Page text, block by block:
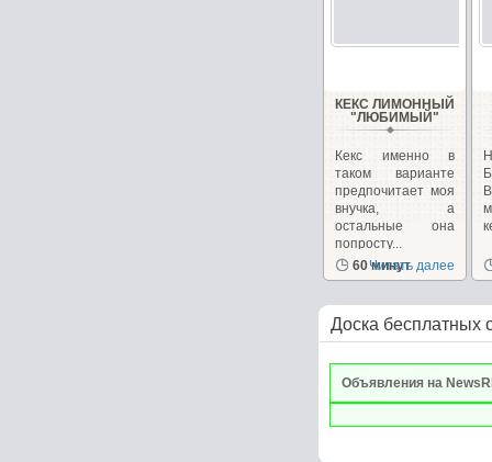
КЕКС ЛИМОННЫЙ
"ЛЮБИМЫЙ"
Кекс именно в
таком варианте
предпочитает моя
внучка, а
остальные она
попросту...
60 минут
Читать далее
Доска бесплатных
Объявления на